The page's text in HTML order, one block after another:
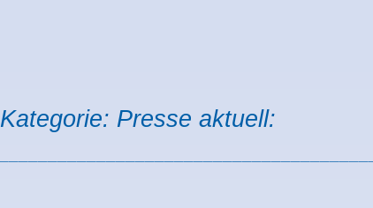
Kategorie: Presse aktuell: